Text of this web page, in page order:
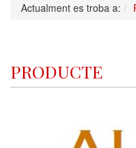
Actualment es troba a:
PRODUCTE